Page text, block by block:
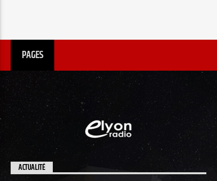
PAGES
ACTUALITÉ